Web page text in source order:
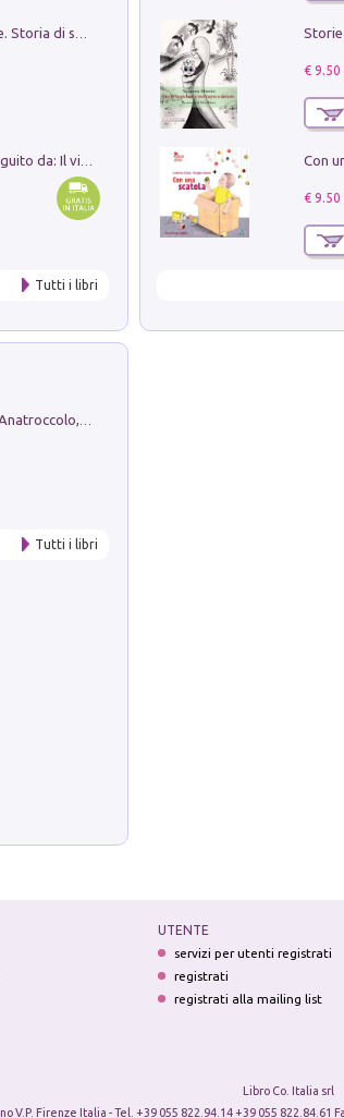
Tutti i libri
€ 9.50
Con
€ 9.50
Tutti i libri
UTENTE
servizi per utenti registrati
registrati
registrati alla mailing list
Libro Co. Italia srl
V.P. Firenze Italia - Tel. +39 055 822.94.14 +39 055 822.84.61